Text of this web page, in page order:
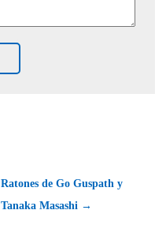
Ratones de Go Guspath y
Tanaka Masashi →